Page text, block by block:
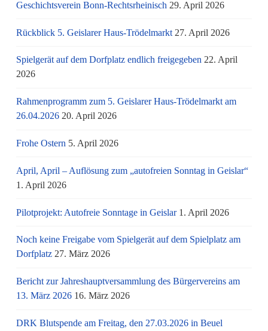
Geschichtsverein Bonn-Rechtsrheinisch 29. April 2026
Rückblick 5. Geislarer Haus-Trödelmarkt 27. April 2026
Spielgerät auf dem Dorfplatz endlich freigegeben 22. April
2026
Rahmenprogramm zum 5. Geislarer Haus-Trödelmarkt am
26.04.2026 20. April 2026
Frohe Ostern 5. April 2026
April, April – Auflösung zum „autofreien Sonntag in Geislar“
1. April 2026
Pilotprojekt: Autofreie Sonntage in Geislar 1. April 2026
Noch keine Freigabe vom Spielgerät auf dem Spielplatz am
Dorfplatz 27. März 2026
Bericht zur Jahreshauptversammlung des Bürgervereins am
13. März 2026 16. März 2026
DRK Blutspende am Freitag, den 27.03.2026 in Beuel